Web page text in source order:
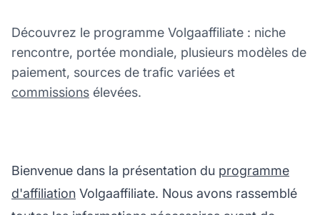
Découvrez le programme Volgaaffiliate : niche
rencontre, portée mondiale, plusieurs modèles de
paiement, sources de trafic variées et
commissions élevées.
Bienvenue dans la présentation du programme
d'affiliation Volgaaffiliate. Nous avons rassemblé